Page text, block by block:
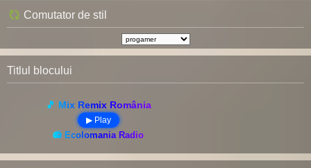
Comutator de stil
Titlul blocului
🎵 Mix Remix România
▶ Play
📻 Ecolomania Radio